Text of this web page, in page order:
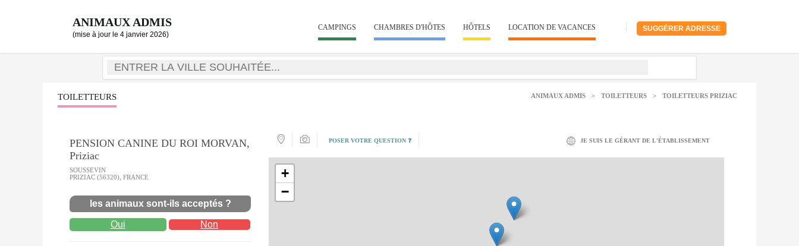
ANIMAUX ADMIS
(mise à jour le 4 janvier 2026)
SUGGÉRER ADRESSE
CAMPINGS CHAMBRES D'HÔTES HÔTELS LOCATION DE VACANCES
TOILETTEURS ANIMAUX ADMIS > TOILETTEURS > TOILETTEURS PRIZIAC
PENSION CANINE DU ROI MORVAN,
Priziac
SOUSSEVIN
PRIZIAC (56320), FRANCE
les animaux sont-ils acceptés ?
Oui Non
POSER VOTRE QUESTION ❓ JE SUIS LE GÉRANT DE L'ÉTABLISSEMENT
+
−